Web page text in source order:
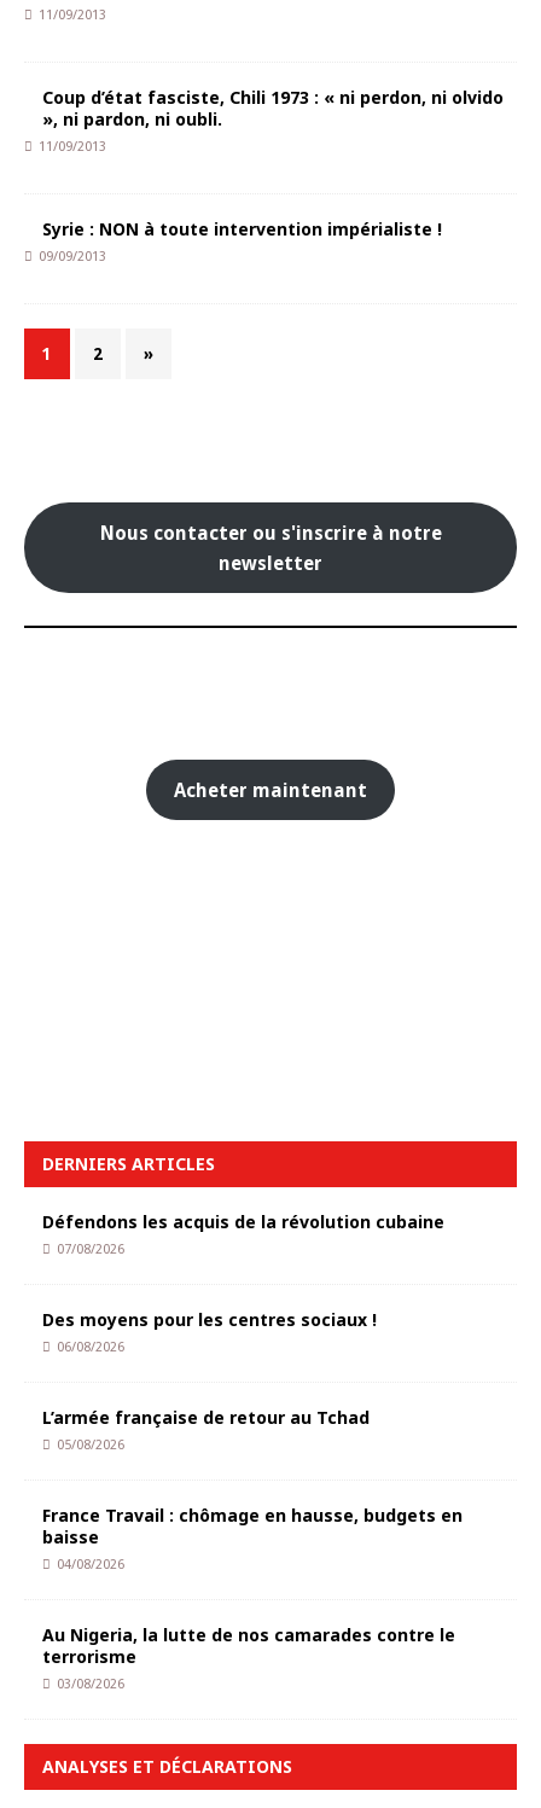
11/09/2013
Coup d’état fasciste, Chili 1973 : « ni perdon, ni olvido
», ni pardon, ni oubli.
11/09/2013
Syrie : NON à toute intervention impérialiste !
09/09/2013
1 2 »
Nous contacter ou s'inscrire à notre
newsletter
Acheter maintenant
DERNIERS ARTICLES
Défendons les acquis de la révolution cubaine
07/08/2026
Des moyens pour les centres sociaux !
06/08/2026
L’armée française de retour au Tchad
05/08/2026
France Travail : chômage en hausse, budgets en
baisse
04/08/2026
Au Nigeria, la lutte de nos camarades contre le
terrorisme
03/08/2026
ANALYSES ET DÉCLARATIONS